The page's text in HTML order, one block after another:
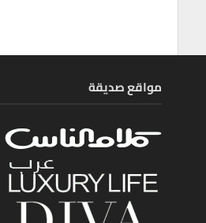
مواقع صديقة